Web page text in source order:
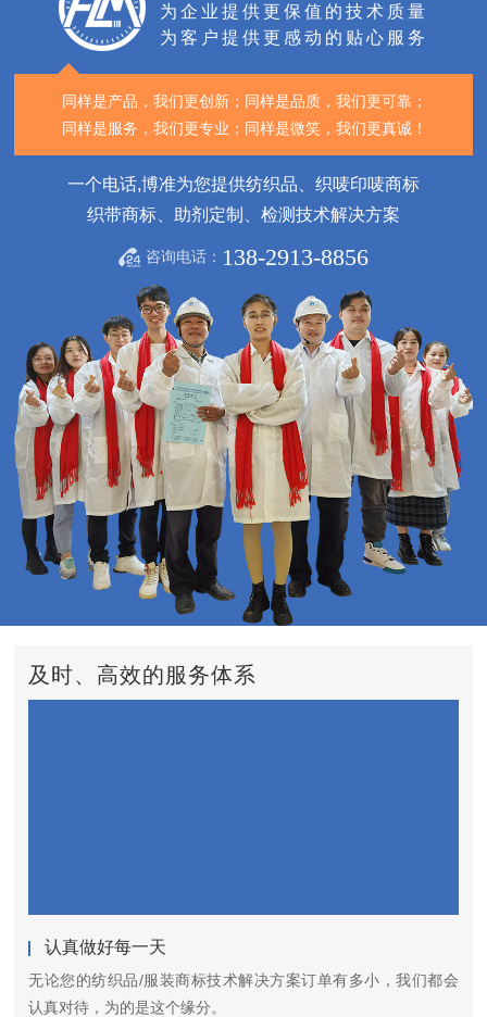
为企业提供更保值的技术质量
为客户提供更感动的贴心服务
同样是产品，我们更创新； 同样是品质，我们更可靠；
同样是服务，我们更专业； 同样是微笑，我们更真诚！
一个电话,博准为您提供纺织品、织唛印唛商标
织带商标、助剂定制、检测技术解决方案
咨询电话： 138-2913-8856
及时、高效的服务体系
认真做好每一天
无论您的纺织品/服装商标技术解决方案订单有多小，我们都会
认真对待，为的是这个缘分。